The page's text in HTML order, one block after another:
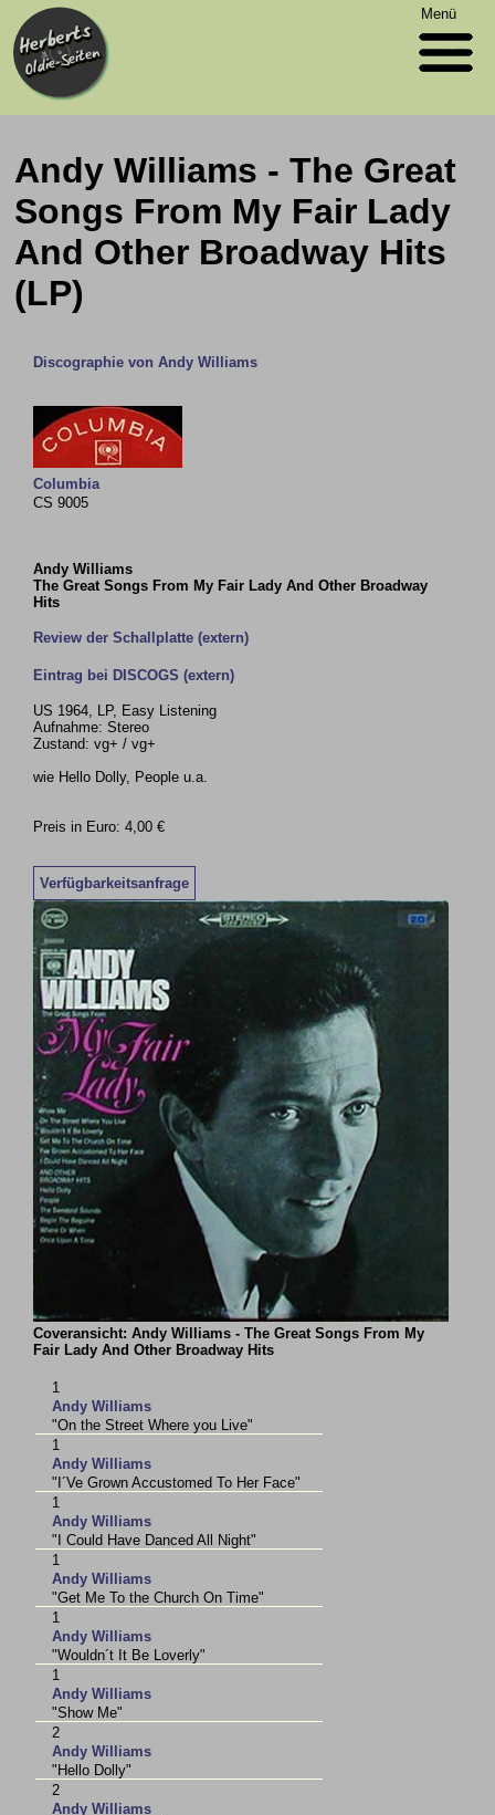
Menü
Andy Williams - The Great
Songs From My Fair Lady
And Other Broadway Hits
(LP)
Discographie von Andy Williams
Columbia
CS 9005
Andy Williams
The Great Songs From My Fair Lady And Other Broadway
Hits
Review der Schallplatte (extern)
Eintrag bei DISCOGS (extern)
US 1964, LP, Easy Listening
Aufnahme: Stereo
Zustand: vg+ / vg+
wie Hello Dolly, People u.a.
Preis in Euro: 4,00 €
Verfügbarkeitsanfrage
Coveransicht: Andy Williams - The Great Songs From My
Fair Lady And Other Broadway Hits
1
Andy Williams
"On the Street Where you Live"
1
Andy Williams
"I´Ve Grown Accustomed To Her Face"
1
Andy Williams
"I Could Have Danced All Night"
1
Andy Williams
"Get Me To the Church On Time"
1
Andy Williams
"Wouldn´t It Be Loverly"
1
Andy Williams
"Show Me"
2
Andy Williams
"Hello Dolly"
2
Andy Williams